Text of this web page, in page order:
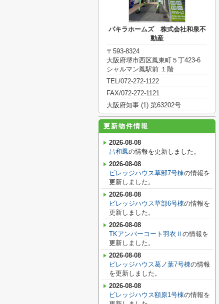
パキラホームズ 株式会社和泉不
動産
〒593-8324
大阪府堺市西区鳳東町５丁423-6
シャルマン鳳駅前 １階
TEL/072-272-1122
FAX/072-272-1121
大阪府知事 (1) 第63202号
更新物件情報
2026-08-08
昌和鳳の情報を更新しました。
2026-08-08
ビレッジハウス草部7号棟の情報を
更新しました。
2026-08-08
ビレッジハウス草部6号棟の情報を
更新しました。
2026-08-08
TKアンバーコート羽衣Ⅱ の情報を
更新しました。
2026-08-08
ビレッジハウス葛ノ葉7号棟の情報
を更新しました。
2026-08-08
ビレッジハウス額原1号棟の情報を